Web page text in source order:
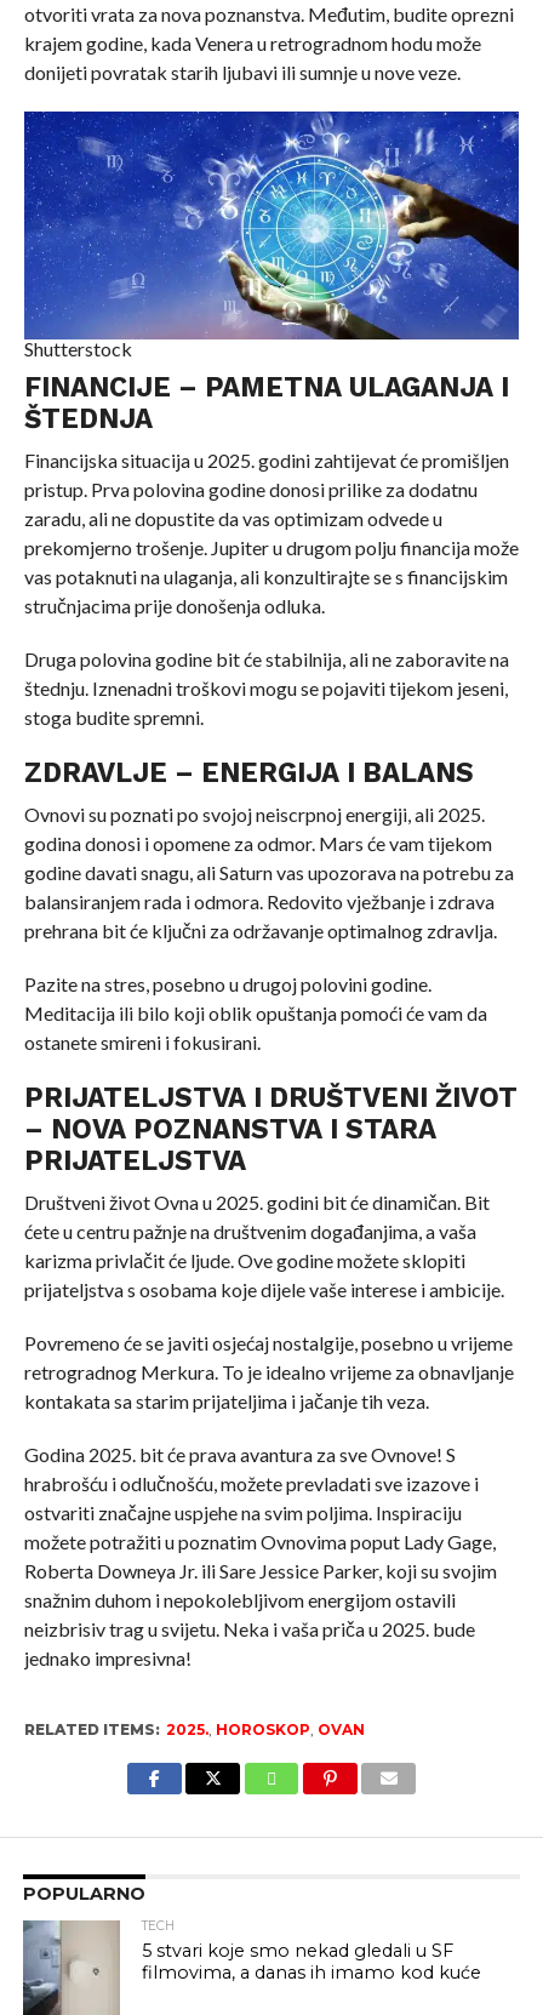
otvoriti vrata za nova poznanstva. Međutim, budite oprezni
krajem godine, kada Venera u retrogradnom hodu može
donijeti povratak starih ljubavi ili sumnje u nove veze.
Shutterstock
FINANCIJE – PAMETNA ULAGANJA I
ŠTEDNJA
Financijska situacija u 2025. godini zahtijevat će promišljen
pristup. Prva polovina godine donosi prilike za dodatnu
zaradu, ali ne dopustite da vas optimizam odvede u
prekomjerno trošenje. Jupiter u drugom polju financija može
vas potaknuti na ulaganja, ali konzultirajte se s financijskim
stručnjacima prije donošenja odluka.
Druga polovina godine bit će stabilnija, ali ne zaboravite na
štednju. Iznenadni troškovi mogu se pojaviti tijekom jeseni,
stoga budite spremni.
ZDRAVLJE – ENERGIJA I BALANS
Ovnovi su poznati po svojoj neiscrpnoj energiji, ali 2025.
godina donosi i opomene za odmor. Mars će vam tijekom
godine davati snagu, ali Saturn vas upozorava na potrebu za
balansiranjem rada i odmora. Redovito vježbanje i zdrava
prehrana bit će ključni za održavanje optimalnog zdravlja.
Pazite na stres, posebno u drugoj polovini godine.
Meditacija ili bilo koji oblik opuštanja pomoći će vam da
ostanete smireni i fokusirani.
PRIJATELJSTVA I DRUŠTVENI ŽIVOT
– NOVA POZNANSTVA I STARA
PRIJATELJSTVA
Društveni život Ovna u 2025. godini bit će dinamičan. Bit
ćete u centru pažnje na društvenim događanjima, a vaša
karizma privlačit će ljude. Ove godine možete sklopiti
prijateljstva s osobama koje dijele vaše interese i ambicije.
Povremeno će se javiti osjećaj nostalgije, posebno u vrijeme
retrogradnog Merkura. To je idealno vrijeme za obnavljanje
kontakata sa starim prijateljima i jačanje tih veza.
Godina 2025. bit će prava avantura za sve Ovnove! S
hrabrošću i odlučnošću, možete prevladati sve izazove i
ostvariti značajne uspjehe na svim poljima. Inspiraciju
možete potražiti u poznatim Ovnovima poput Lady Gage,
Roberta Downeya Jr. ili Sare Jessice Parker, koji su svojim
snažnim duhom i nepokolebljivom energijom ostavili
neizbrisiv trag u svijetu. Neka i vaša priča u 2025. bude
jednako impresivna!
RELATED ITEMS: 2025., HOROSKOP OVAN
POPULARNO
TECH
5 stvari koje smo nekad gledali u SF
filmovima, a danas ih imamo kod kuće